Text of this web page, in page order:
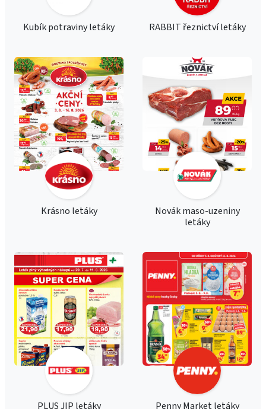
Kubík potraviny letáky RABBIT řeznictví letáky
Krásno letáky
Novák maso-uzeniny
letáky
PLUS JIP letáky Penny Market letáky